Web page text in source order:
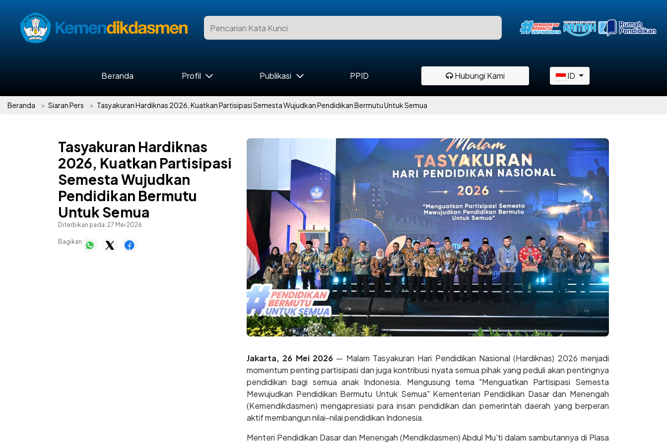
Beranda Profil Publikasi PPID Hubungi Kami ID
Beranda Siaran Pers Tasyakuran Hardiknas 2026, Kuatkan Partisipasi Semesta Wujudkan Pendidikan Bermutu Untuk Semua
Tasyakuran Hardiknas
2026, Kuatkan Partisipasi
Semesta Wujudkan
Pendidikan Bermutu
Untuk Semua
Diterbikan pada: 27 Mei 2026
Bagikan
Jakarta, 26 Mei 2026 — Malam Tasyakuran Hari Pendidikan Nasional (Hardiknas) 2026 menjadi
momentum penting partisipasi dan juga kontribusi nyata semua pihak yang peduli akan pentingnya
pendidikan bagi semua anak Indonesia. Mengusung tema "Menguatkan Partisipasi Semesta
Mewujudkan Pendidikan Bermutu Untuk Semua" Kementerian Pendidikan Dasar dan Menengah
(Kemendikdasmen) mengapresiasi para insan pendidikan dan pemerintah daerah yang berperan
aktif membangun nilai-nilai pendidikan Indonesia.
Menteri Pendidikan Dasar dan Menengah (Mendikdasmen) Abdul Mu'ti dalam sambutannya di Plasa